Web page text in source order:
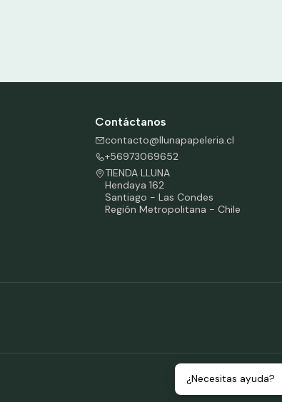
Contáctanos
contacto@llunapapeleria.cl
+56973069652
TIENDA LLUNA
Hendaya 162
Santiago - Las Condes
Región Metropolitana - Chile
¿Necesitas ayuda?